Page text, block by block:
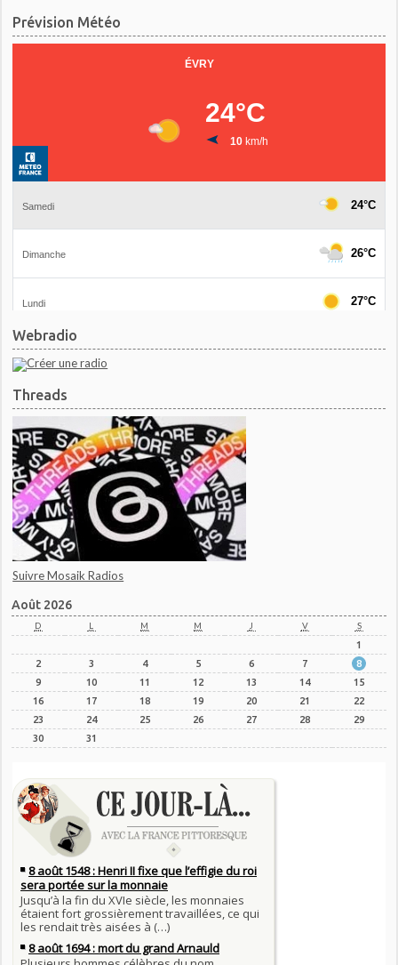
Prévision Météo
Webradio
Threads
Suivre Mosaik Radios
Août 2026
D L M M J V S
1
2
3 4 5 6 7
8
9
10 11 12 13 14
15
16
17 18 19 20 21
22
23
24 25 26 27 28
29
30
31